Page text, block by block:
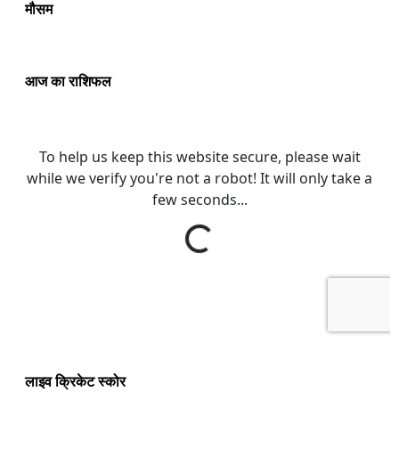
मौसम
आज का राशिफल
लाइव क्रिकेट स्कोर